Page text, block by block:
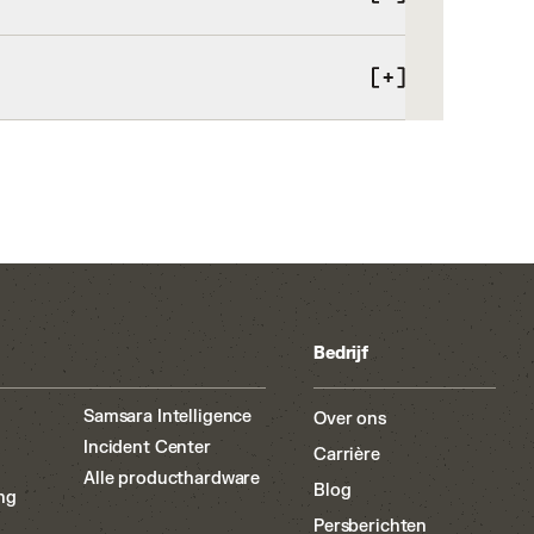
is
signaal.
Samsara Intelligence
Incident Center
Alle producthardware
Bedrijf
Over ons
Carrière
Blog
Persberichten